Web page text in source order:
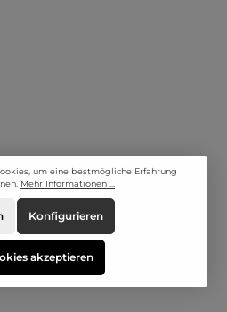
um eine bestmögliche Erfahrung
Mehr Informationen ...
Konfigurieren
akzeptieren